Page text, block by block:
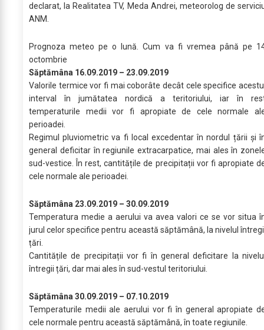
declarat, la Realitatea TV, Meda Andrei, meteorolog de
ANM.
Prognoza meteo pe o lună. Cum va fi vremea până pe
octombrie
Săptămâna 16.09.2019 – 23.09.2019
Valorile termice vor fi mai coborâte decât cele specifice
interval în jumătatea nordică a teritoriului, iar în
temperaturile medii vor fi apropiate de cele normale
perioadei.
Regimul pluviometric va fi local excedentar în nordul țării și
general deficitar în regiunile extracarpatice, mai ales în
sud-vestice. În rest, cantitățile de precipitații vor fi apropiate
cele normale ale perioadei.
Săptămâna 23.09.2019 – 30.09.2019
Temperatura medie a aerului va avea valori ce se vor situa
jurul celor specifice pentru această săptămână, la nivelul
țări.
Cantitățile de precipitații vor fi în general deficitare la
întregii țări, dar mai ales în sud-vestul teritoriului.
Săptămâna 30.09.2019 – 07.10.2019
Temperaturile medii ale aerului vor fi în general apropiate
cele normale pentru această săptămână, în toate regiunile.